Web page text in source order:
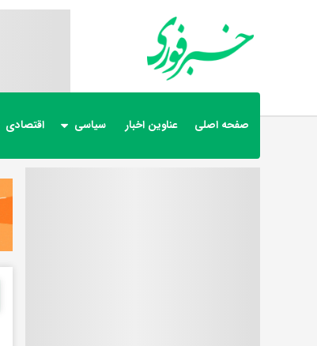
صفحه اصلی عناوین اخبار سیاسی اقتصادی